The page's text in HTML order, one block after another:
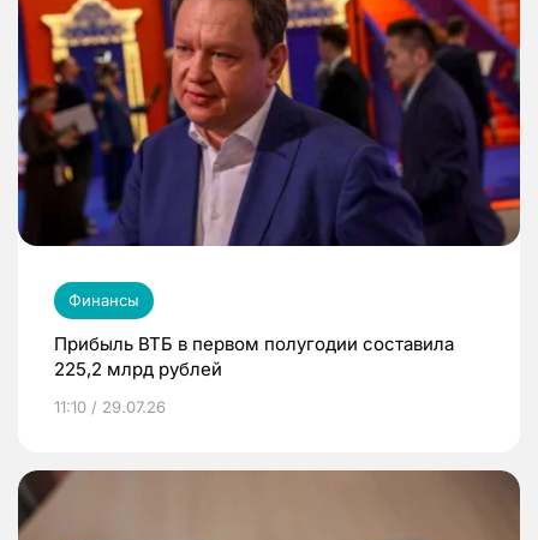
Финансы
Прибыль ВТБ в первом полугодии составила
225,2 млрд рублей
11:10 / 29.07.26